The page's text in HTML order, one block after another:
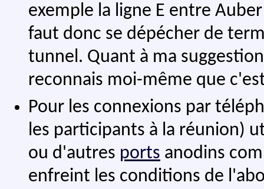
exemple la ligne E entre
faut donc se dépécher de
tunnel. Quant à ma
reconnais moi-même que
Pour les connexions par
les participants à la réunion)
ou d'autres ports anodins
enfreint les conditions de